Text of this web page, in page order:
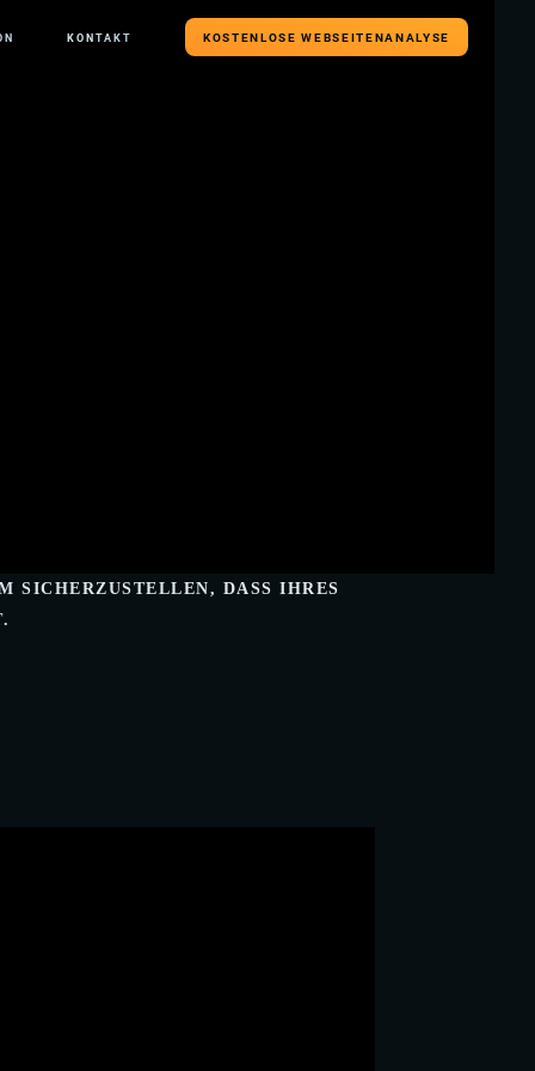
KONTAKT KOSTENLOSE WEBSEITENANALYSE
SICHERZUSTELLEN, DASS IHRES